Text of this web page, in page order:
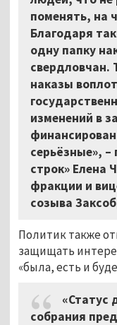
поменять, на
Благодаря
одну папку
свердловчан.
наказы
изменений в
серьёзные»,
строк» Елена
фракции и
созыва
Политик также
защищать
«была, есть и
«Статус
собрания